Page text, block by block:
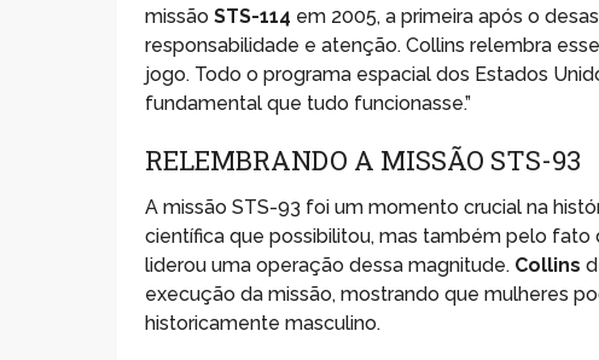
missãoSTS-114 em 2005, a primeira após o
responsabilidade e atenção. Collins relembra
jogo. Todo o programa espacial dos Estados
fundamental que tudo funcionasse.”
RELEMBRANDO A MISSÃO STS-93
A missão STS-93 foi um momento crucial na
científica que possibilitou, mas também pelo
liderou uma operação dessa magnitude. Collins
execução da missão, mostrando que mulheres
historicamente masculino.